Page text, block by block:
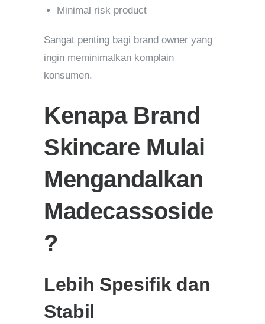
Minimal risk product
Sangat penting bagi brand owner yang
ingin meminimalkan komplain
konsumen.
Kenapa Brand
Skincare Mulai
Mengandalkan
Madecassoside
?
Lebih Spesifik dan
Stabil